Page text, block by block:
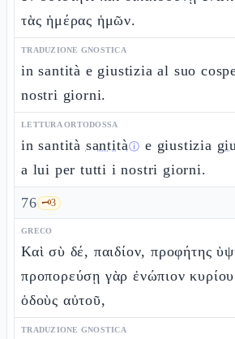
τὰς ἡμέρας ἡμῶν.
TRADUZIONE GNOSTICA
in santità e giustizia al suo
nostri giorni.
LETTURA ORTODOSSA
in santità santitàⓘ e giustizia
a lui per tutti i nostri giorni.
76 🗝️3
GRECO
Καὶ σὺ δέ, παιδίον, προφήτης
προπορεύσῃ γὰρ ἐνώπιον κυρίου
ὁδοὺς αὐτοῦ,
TRADUZIONE GNOSTICA